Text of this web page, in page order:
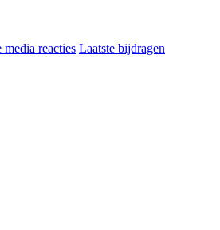
reacties Laatste bijdragen